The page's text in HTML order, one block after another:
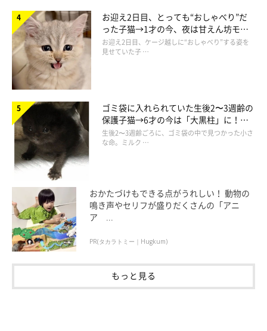
お迎え2日目、とっても“おしゃべり”だ
った子猫→1才の今、夜は甘えん坊モー
ドになるコに成長！
お迎え2日目、ケージ越しに“おしゃべり”する姿を
見せていた子 …
ゴミ袋に入れられていた生後2〜3週齢の
保護子猫→6才の今は「大黒柱」に！
美しい黒猫に成長した姿にグッとくる
生後2〜3週齢ごろに、ゴミ袋の中で見つかった小さ
な命。ミルク …
おかたづけもできる点がうれしい！ 動物の
鳴き声やセリフが盛りだくさんの「アニ
ア ...
PR(タカラトミー｜Hugkum)
もっと見る